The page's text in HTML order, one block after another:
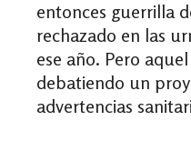
entonces guerrilla
rechazado en las
ese año. Pero
debatiendo un
advertencias